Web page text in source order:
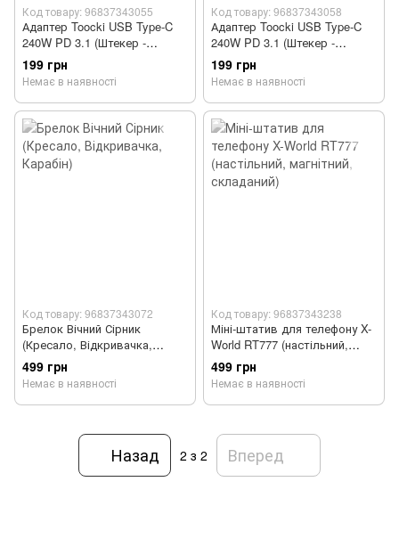
Код товару: 96837343055
Адаптер Toocki USB Type‑C
240W PD 3.1 (Штекер -
Розʼєм, Кутовий 90 градусів)
199 грн
Немає в наявності
Код товару: 96837343058
Адаптер Toocki USB Type‑C
240W PD 3.1 (Штекер -
Розʼєм, Кутовий,
Центральний)
199 грн
Немає в наявності
Код товару: 96837343072
Брелок Вічний Сірник
(Кресало, Відкривачка,
Карабін)
499 грн
Немає в наявності
Код товару: 96837343238
Міні-штатив для телефону X-
World RT777 (настільний,
магнітний, складаний)
499 грн
Немає в наявності
Назад 2 з 2 Вперед